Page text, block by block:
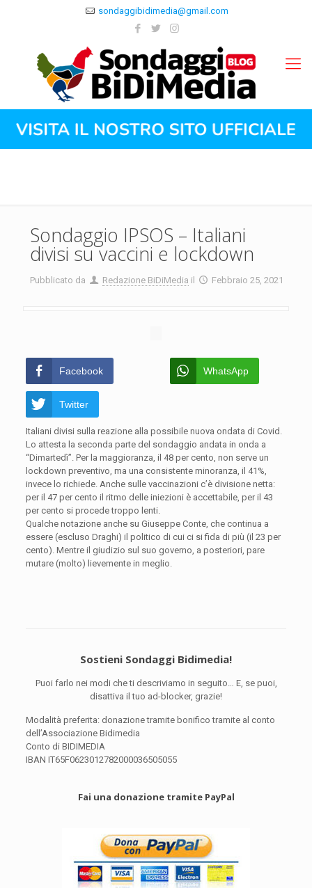
sondaggibidimedia@gmail.com
Sondaggio IPSOS – Italiani
divisi su vaccini e lockdown
Pubblicato da Redazione BiDiMedia il Febbraio 25, 2021
Facebook WhatsApp
Twitter
Italiani divisi sulla reazione alla possibile nuova ondata di Covid.
Lo attesta la seconda parte del sondaggio andata in onda a
“Dimartedì”. Per la maggioranza, il 48 per cento, non serve un
lockdown preventivo, ma una consistente minoranza, il 41%,
invece lo richiede. Anche sulle vaccinazioni c’è divisione netta:
per il 47 per cento il ritmo delle iniezioni è accettabile, per il 43
per cento si procede troppo lenti.
Qualche notazione anche su Giuseppe Conte, che continua a
essere (escluso Draghi) il politico di cui ci si fida di più (il 23 per
cento). Mentre il giudizio sul suo governo, a posteriori, pare
mutare (molto) lievemente in meglio.
Sostieni Sondaggi Bidimedia!
Puoi farlo nei modi che ti descriviamo in seguito… E, se puoi,
disattiva il tuo ad-blocker, grazie!
Modalità preferita: donazione tramite bonifico tramite al conto
dell’Associazione Bidimedia
Conto di BIDIMEDIA
IBAN IT65F0623012782000036505055
Fai una donazione tramite PayPal